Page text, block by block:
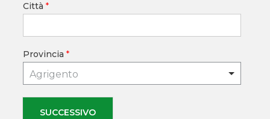
Città *
Provincia *
Agrigento
SUCCESSIVO